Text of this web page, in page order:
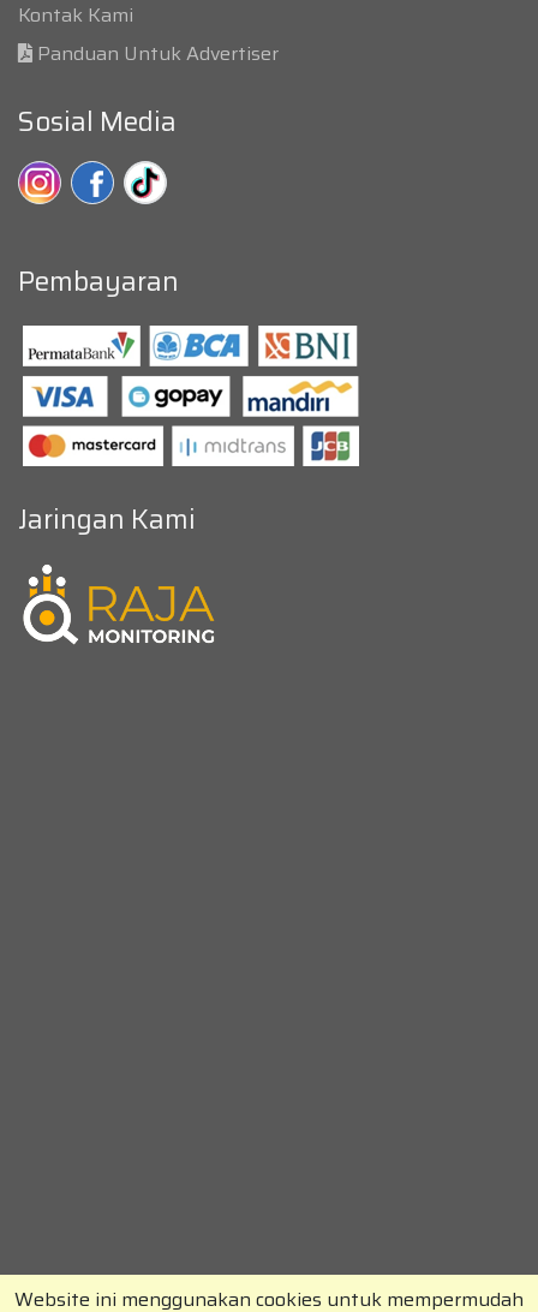
Kontak Kami
Panduan Untuk Advertiser
Sosial Media
Pembayaran
Jaringan Kami
Website ini menggunakan cookies untuk mempermudah